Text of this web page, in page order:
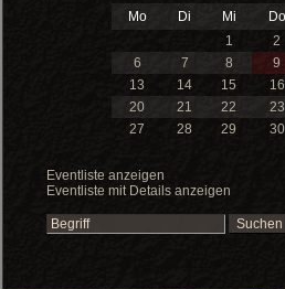
Mo
Di Mi Do
1
2
6
7 8 9
13
14 15 16
20
21 22 23
27
28 29 30
Eventliste anzeigen
Eventliste mit Details anzeigen